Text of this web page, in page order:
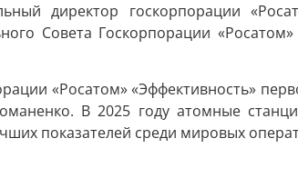
директор госкорпорации
Совета Госкорпорации
«Росатом» «Эффективность»
В 2025 году атомные
показателей среди мировых